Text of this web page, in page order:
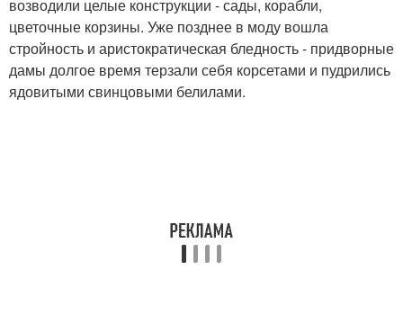
возводили целые конструкции - сады, корабли,
цветочные корзины. Уже позднее в моду вошла
стройность и аристократическая бледность - придворные
дамы долгое время терзали себя корсетами и пудрились
ядовитыми свинцовыми белилами.